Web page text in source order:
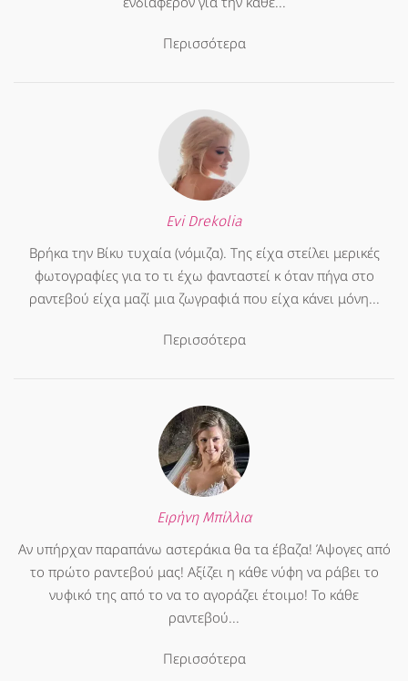
Περισσότερα
Evi Drekolia
Βρήκα την Βίκυ τυχαία (νόμιζα). Της είχα στείλει μερικές
φωτογραφίες για το τι έχω φανταστεί κ όταν πήγα στο
ραντεβού είχα μαζί μια ζωγραφιά που είχα κάνει μόνη...
Περισσότερα
Ειρήνη Μπίλλια
Αν υπήρχαν παραπάνω αστεράκια θα τα έβαζα! Άψογες από
το πρώτο ραντεβού μας! Αξίζει η κάθε νύφη να ράβει το
νυφικό της από το να το αγοράζει έτοιμο! Το κάθε
ραντεβού...
Περισσότερα